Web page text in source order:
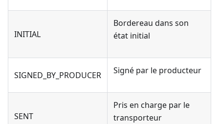
INITIAL
Bordereau dans son
état initial
SIGNED_BY_PRODUCER Signé par le producteur
SENT
Pris en charge par le
transporteur